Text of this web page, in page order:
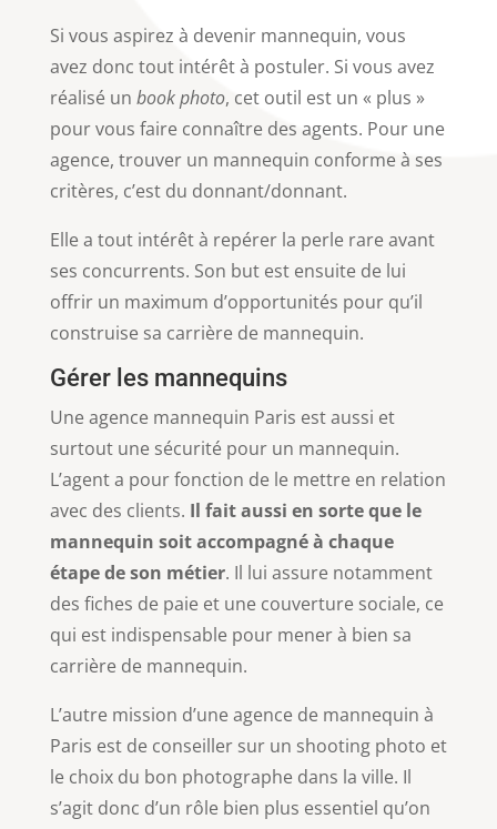
Si vous aspirez à devenir mannequin, vous
avez donc tout intérêt à postuler. Si vous avez
réalisé un book photo, cet outil est un « plus »
pour vous faire connaître des agents. Pour une
agence, trouver un mannequin conforme à ses
critères, c’est du donnant/donnant.
Elle a tout intérêt à repérer la perle rare avant
ses concurrents. Son but est ensuite de lui
offrir un maximum d’opportunités pour qu’il
construise sa carrière de mannequin.
Gérer les mannequins
Une agence mannequin Paris est aussi et
surtout une sécurité pour un mannequin.
L’agent a pour fonction de le mettre en relation
avec des clients. Il fait aussi en sorte que le
mannequin soit accompagné à chaque
étape de son métier. Il lui assure notamment
des fiches de paie et une couverture sociale, ce
qui est indispensable pour mener à bien sa
carrière de mannequin.
L’autre mission d’une agence de mannequin à
Paris est de conseiller sur un shooting photo et
le choix du bon photographe dans la ville. Il
s’agit donc d’un rôle bien plus essentiel qu’on